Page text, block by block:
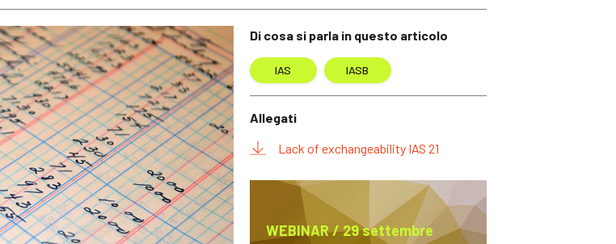
Di cosa si parla in questo articolo
IAS IASB
Allegati
Lack of exchangeability IAS 21
WEBINAR / 29 settembre